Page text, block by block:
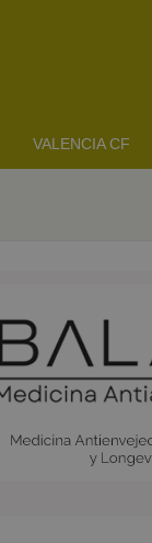
VALENCIA CF